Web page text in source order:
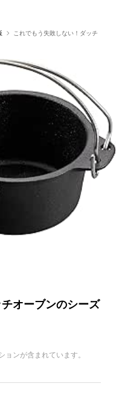
これでもう失敗しない！ダッチ
オーブンのシーズ
ンが含まれています。